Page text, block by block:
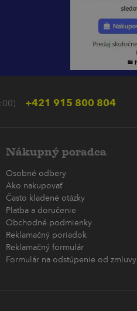
+421 915 800 804
Nákupný poradca
Osobné odbery
Ako nakupovať
Často kladené otázky
Platba a doručenie
Obchodné podmienky
Reklamačný poriadok
Reklamačný formulár
Formulár na odstúpenie od zmluvy